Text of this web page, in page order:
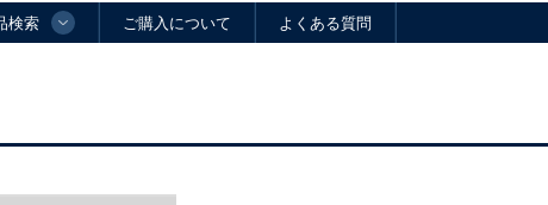
検索 ご購入について よくある質問